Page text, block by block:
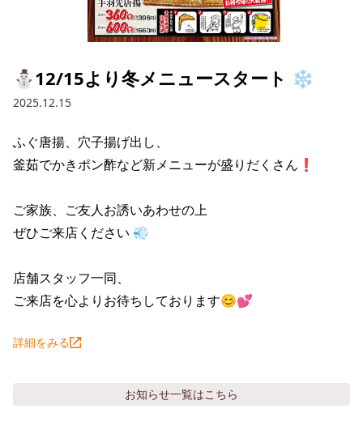
経営陣
所在地
ニパチ
これや
焼とりてっぱん
玉鋼
や台や
海老どて食堂
華花
会長メッセージ
コーポレートガバナンス
業績推移
株式情報
IRライブラリ
IRライブラリトップ
決算説明資料
IRカレンダー
株価情報
電子公告
採用情報トップ
パート・アルバイト
店舗物件・店舗施工管理業者の募集
お問い合わせ
IRお問い合わせ
プライバシーポリシー
リンク集
⛄12/15より冬メニュースタート ❄️
2025.12.15
ふぐ唐揚、穴子揚げ出し、
釜茹でかきポン酢など新メニューが盛りだくさん❗
ご家族、ご友人お誘いあわせの上
ぜひご来店ください 💨
店舗スタッフ一同、
ご来店を心よりお待ちしております😊💕
詳細をみる
お知らせ一覧はこちら